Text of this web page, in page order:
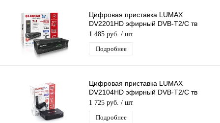
Цифровая приставка LUMAX
DV2201HD эфирный DVB-T2/C тв
ресивер бесплатное тв TV-тюнер
медиаплеер IPTV
1 485 руб. / шт
Подробнее
Цифровая приставка LUMAX
DV2104HD эфирный DVB-T2/C тв
ресивер бесплатное тв TV-тюнер
медиаплеер IPTV
1 725 руб. / шт
Подробнее